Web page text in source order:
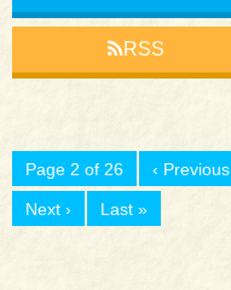
RSS
Page 2 of 26 ‹ Previous
Next › Last »